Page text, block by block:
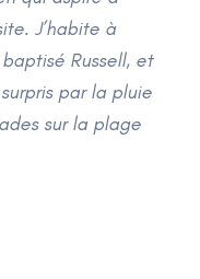
J’habite à
Russell, et
par la pluie
sur la plage